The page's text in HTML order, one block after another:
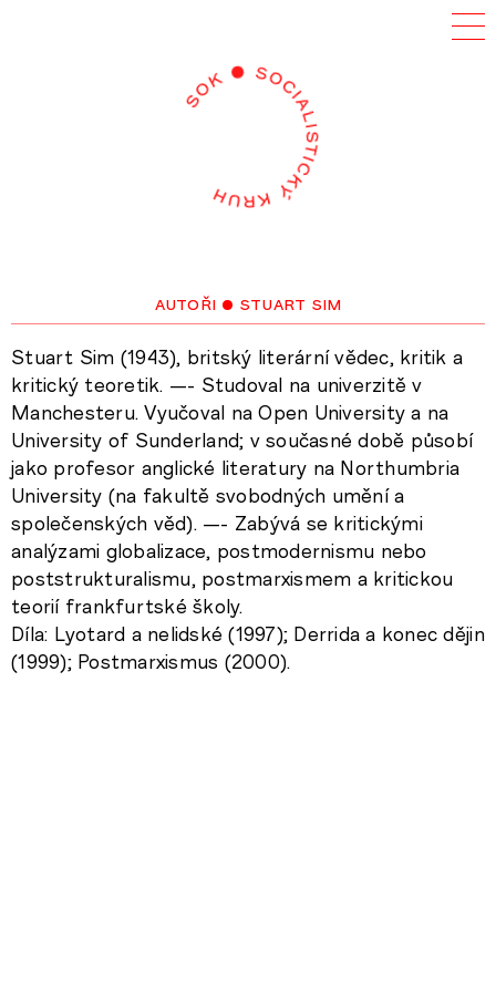
autoři • stuart sim
Stuart Sim (1943), britský literární vědec, kritik a
kritický teoretik. —- Studoval na univerzitě v
Manchesteru. Vyučoval na Open University a na
University of Sunderland; v současné době působí
jako profesor anglické literatury na Northumbria
University (na fakultě svobodných umění a
společenských věd). —- Zabývá se kritickými
analýzami globalizace, postmodernismu nebo
poststrukturalismu, postmarxismem a kritickou
teorií frankfurtské školy.
Díla: Lyotard a nelidské (1997); Derrida a konec dějin
(1999); Postmarxismus (2000).